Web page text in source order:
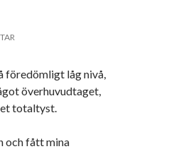
föredömligt låg nivå,
överhuvudtaget,
totaltyst.
och fått mina